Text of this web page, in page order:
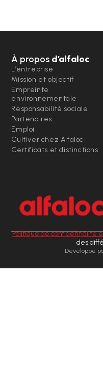
À propos d’alfaloc
L’entreprise
Mission et objectif
Empreinte
environnementale
Responsabilité sociale
Partenaires
Emploi
Cultiver chez Alfaloc
Certificats et distinctions
Politique de confidentialité
des
Développé